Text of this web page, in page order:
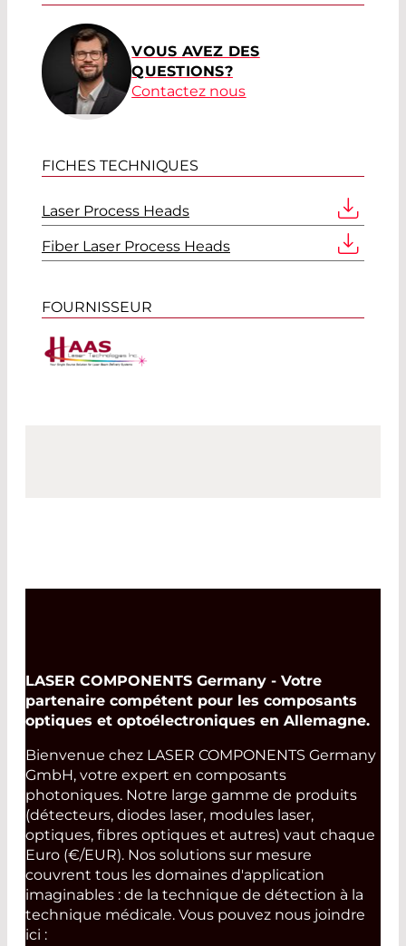
VOUS AVEZ DES
QUESTIONS?
Contactez nous
FICHES TECHNIQUES
Laser Process Heads
Fiber Laser Process Heads
FOURNISSEUR
LASER COMPONENTS Germany - Votre
partenaire compétent pour les composants
optiques et optoélectroniques en Allemagne.
Bienvenue chez LASER COMPONENTS Germany
GmbH, votre expert en composants
photoniques. Notre large gamme de produits
(détecteurs, diodes laser, modules laser,
optiques, fibres optiques et autres) vaut chaque
Euro (€/EUR). Nos solutions sur mesure
couvrent tous les domaines d'application
imaginables : de la technique de détection à la
technique médicale. Vous pouvez nous joindre
ici :